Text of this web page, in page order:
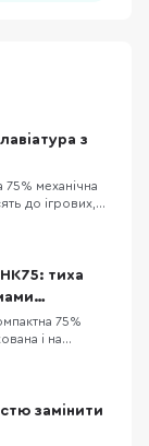
з
механічна
до ігрових,
2.4 ГГц). У
кольором
тиха
і на
змащені на
плавний
без зайво
замінити